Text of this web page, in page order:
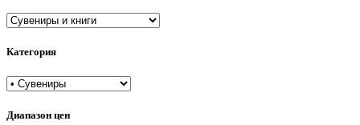
Категория
Диапазон цен